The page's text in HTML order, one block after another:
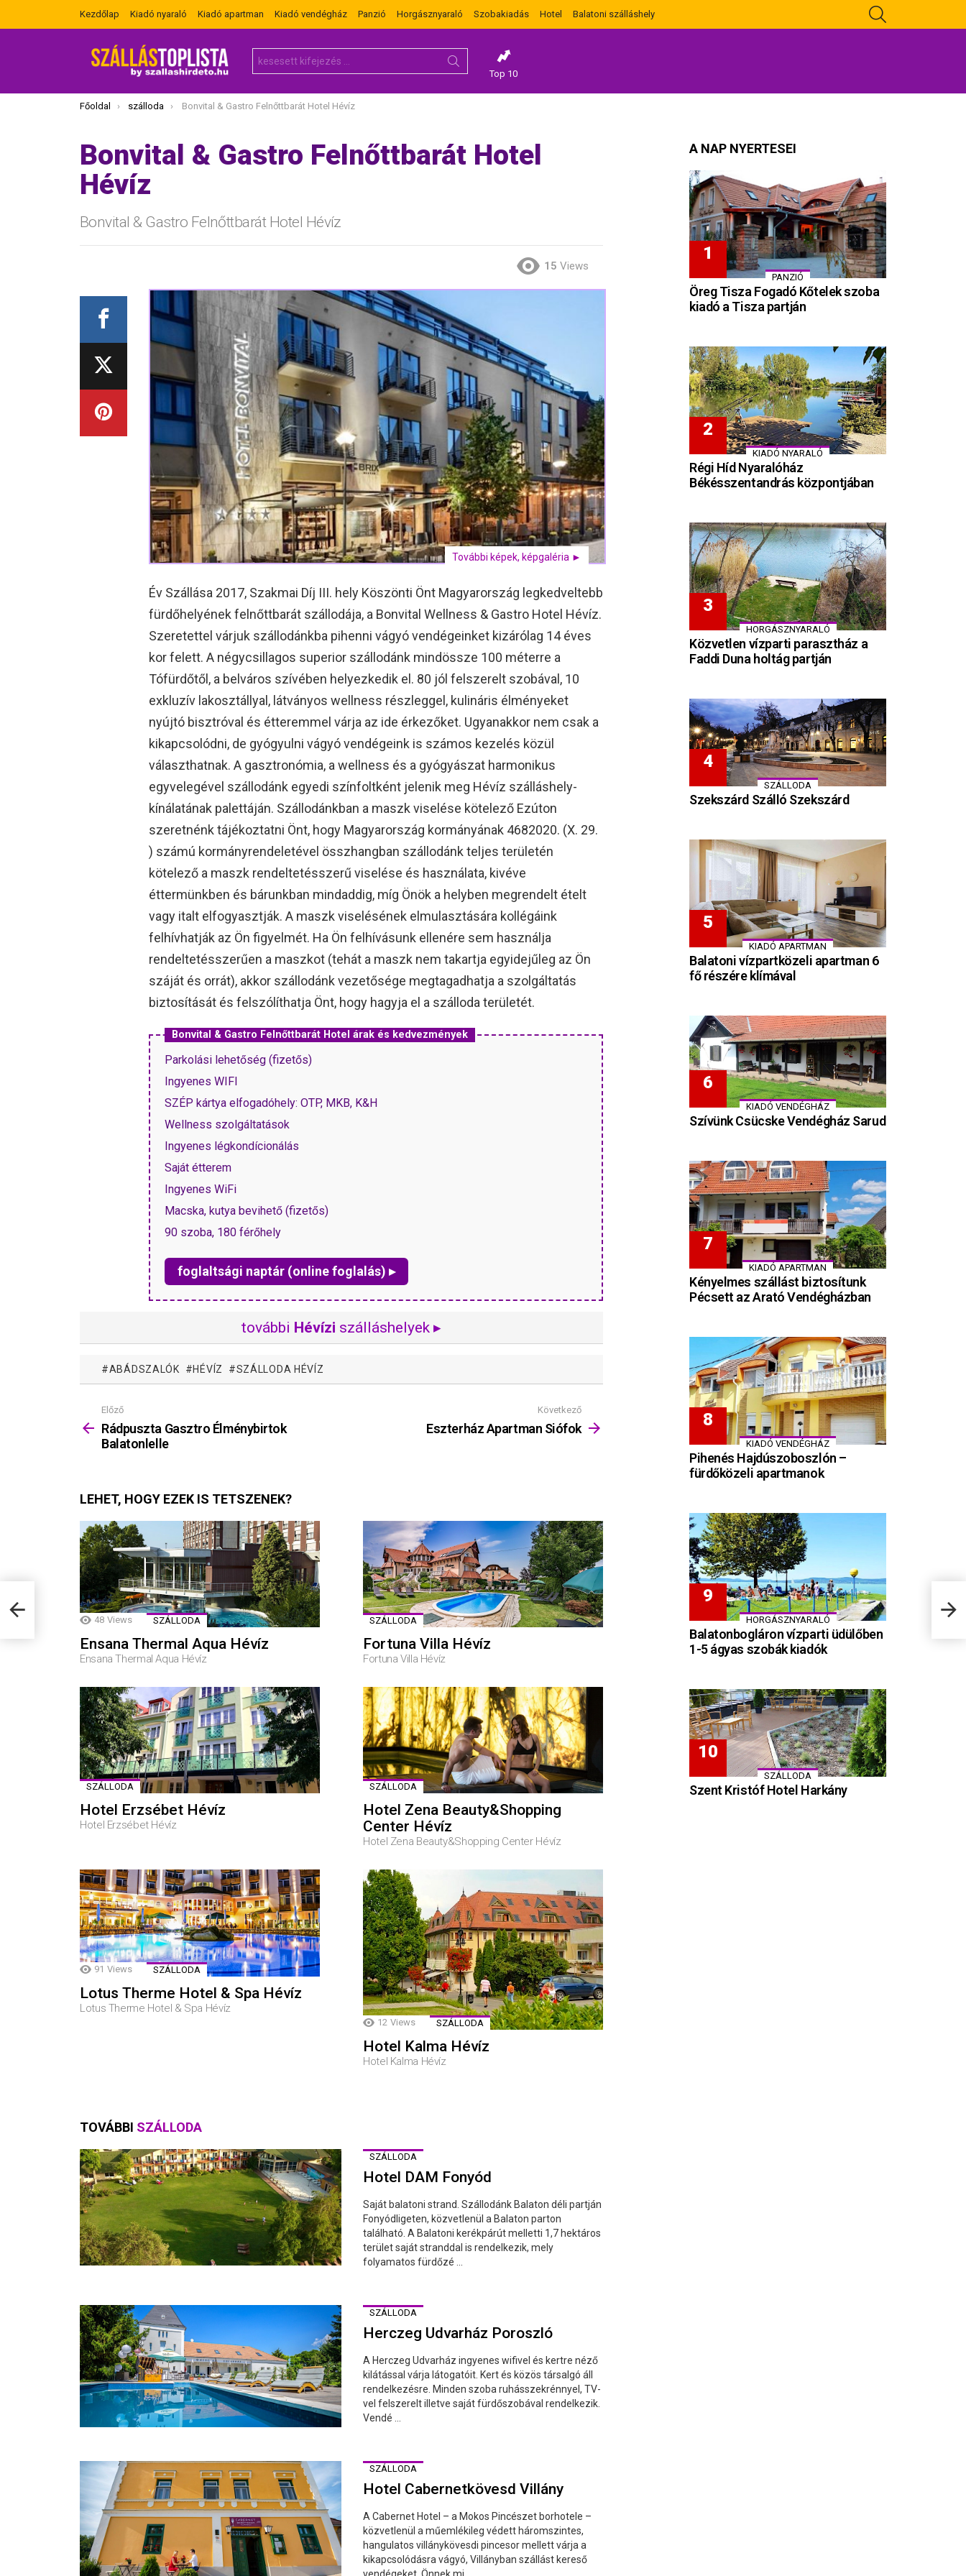
Kezdőlap Kiadó nyaraló Kiadó apartman Kiadó vendégház Panzió Horgásznyaraló Szobakiadás Hotel Balatoni szálláshely
for:
Top 10
Itt vagy most:
Főoldal szálloda Bonvital & Gastro Felnőttbarát Hotel Hévíz
Bonvital & Gastro Felnőttbarát Hotel
Hévíz
Bonvital & Gastro Felnőttbarát Hotel Hévíz
15 Views
További képek, képgaléria ►
Év Szállása 2017, Szakmai Díj III. hely Köszönti Önt Magyarország legkedveltebb
fürdőhelyének felnőttbarát szállodája, a Bonvital Wellness & Gastro Hotel Hévíz.
Szeretettel várjuk szállodánkba pihenni vágyó vendégeinket kizárólag 14 éves
kor felett. A négycsillagos superior szállodánk mindössze 100 méterre a
Tófürdőtől, a belváros szívében helyezkedik el. 80 jól felszerelt szobával, 10
exkluzív lakosztállyal, látványos wellness részleggel, kulináris élményeket
nyújtó bisztróval és étteremmel várja az ide érkezőket. Ugyanakkor nem csak a
kikapcsolódni, de gyógyulni vágyó vendégeink is számos kezelés közül
választhatnak. A gasztronómia, a wellness és a gyógyászat harmonikus
egyvelegével szállodánk egyedi színfoltként jelenik meg Hévíz szálláshely-
kínálatának palettáján. Szállodánkban a maszk viselése kötelező Ezúton
szeretnénk tájékoztatni Önt, hogy Magyarország kormányának 4682020. (X. 29.
) számú kormányrendeletével összhangban szállodánk teljes területén
kötelező a maszk rendeltetésszerű viselése és használata, kivéve
éttermünkben és bárunkban mindaddig, míg Önök a helyben megrendelt ételt
vagy italt elfogyasztják. A maszk viselésének elmulasztására kollégáink
felhívhatják az Ön figyelmét. Ha Ön felhívásunk ellenére sem használja
rendeltetésszerűen a maszkot (tehát a maszk nem takartja egyidejűleg az Ön
száját és orrát), akkor szállodánk vezetősége megtagadhatja a szolgáltatás
biztosítását és felszólíthatja Önt, hogy hagyja el a szálloda területét.
Bonvital & Gastro Felnőttbarát Hotel árak és kedvezmények
Parkolási lehetőség (fizetős)
Ingyenes WIFI
SZÉP kártya elfogadóhely: OTP, MKB, K&H
Wellness szolgáltatások
Ingyenes légkondícionálás
Saját étterem
Ingyenes WiFi
Macska, kutya bevihető (fizetős)
90 szoba, 180 férőhely
foglaltsági naptár (online foglalás) ▸
további Hévízi szálláshelyek ▸
ABÁDSZALÓK HÉVÍZ SZÁLLODA HÉVÍZ
Mutass
többet
Előző
Rádpuszta Gasztro Élménybirtok
Balatonlelle
Következő
Eszterház Apartman Siófok
LEHET, HOGY EZEK IS TETSZENEK?
48 Views SZÁLLODA
Ensana Thermal Aqua Hévíz
Ensana Thermal Aqua Hévíz
SZÁLLODA
Fortuna Villa Hévíz
Fortuna Villa Hévíz
SZÁLLODA
Hotel Erzsébet Hévíz
Hotel Erzsébet Hévíz
SZÁLLODA
Hotel Zena Beauty&Shopping
Center Hévíz
Hotel Zena Beauty&Shopping Center Hévíz
91 Views SZÁLLODA
Lotus Therme Hotel & Spa Hévíz
Lotus Therme Hotel & Spa Hévíz
12 Views SZÁLLODA
Hotel Kalma Hévíz
Hotel Kalma Hévíz
TOVÁBBI SZÁLLODA
SZÁLLODA
Hotel DAM Fonyód
Saját balatoni strand. Szállodánk Balaton déli partján
Fonyódligeten, közvetlenül a Balaton parton
található. A Balatoni kerékpárút melletti 1,7 hektáros
terület saját stranddal is rendelkezik, mely
folyamatos fürdőzé ...
SZÁLLODA
Herczeg Udvarház Poroszló
A Herczeg Udvarház ingyenes wifivel és kertre néző
kilátással várja látogatóit. Kert és közös társalgó áll
rendelkezésre. Minden szoba ruhásszekrénnyel, TV-
vel felszerelt illetve saját fürdőszobával rendelkezik.
Vendé ...
SZÁLLODA
Hotel Cabernetkövesd Villány
A Cabernet Hotel – a Mokos Pincészet borhotele –
közvetlenül a műemlékileg védett háromszintes,
hangulatos villánykövesdi pincesor mellett várja a
kikapcsolódásra vágyó, Villányban szállást kereső
A NAP NYERTESEI
PANZIÓ
Öreg Tisza Fogadó Kőtelek szoba
kiadó a Tisza partján
KIADÓ NYARALÓ
Régi Híd Nyaralóház
Békésszentandrás központjában
HORGÁSZNYARALÓ
Közvetlen vízparti parasztház a
Faddi Duna holtág partján
SZÁLLODA
Szekszárd Szálló Szekszárd
KIADÓ APARTMAN
Balatoni vízpartközeli apartman 6
fő részére klímával
KIADÓ VENDÉGHÁZ
Szívünk Csücske Vendégház Sarud
KIADÓ APARTMAN
Kényelmes szállást biztosítunk
Pécsett az Arató Vendégházban
KIADÓ VENDÉGHÁZ
Pihenés Hajdúszoboszlón –
fürdőközeli apartmanok
HORGÁSZNYARALÓ
Balatonbogláron vízparti üdülőben
1-5 ágyas szobák kiadók
SZÁLLODA
Szent Kristóf Hotel Harkány